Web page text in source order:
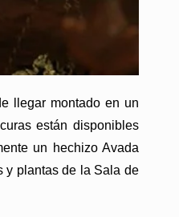
llegar montado en un
están disponibles
un hechizo Avada
y plantas de la Sala de